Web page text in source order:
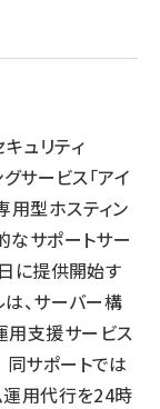
ュリティ
サービス「アイ
用型ホスティン
なサポートサー
に提供開始す
は、サーバー構
用支援サービス
同サポートでは
運用代行を24時